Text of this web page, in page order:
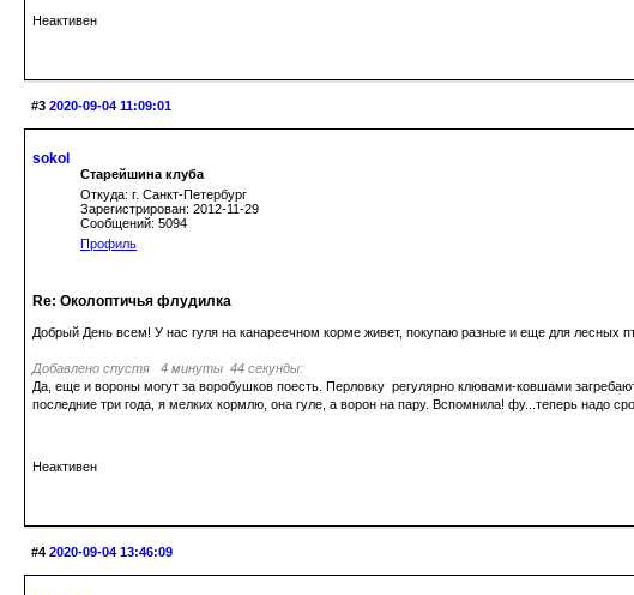
Неактивен
#3 2020-09-04 11:09:01
sokol
Старейшина клуба
Откуда: г. Санкт-Петербург
Зарегистрирован: 2012-11-29
Сообщений: 5094
Профиль
Re: Околоптичья флудилка
Добрый День всем! У нас гуля на канареечном корме живет, покупаю разные и еще для лесных
Добавлено спустя 4 минуты 44 секунды:
Да, еще и вороны могут за воробушков поесть. Перловку регулярно клювами-ковшами
последние три года, я мелких кормлю, она гуле, а ворон на пару. Вспомнила! фу...теперь надо
Неактивен
#4 2020-09-04 13:46:09